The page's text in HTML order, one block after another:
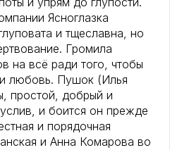
Ясноглазка
и тщеславна, но
Громила
на всё ради того, чтобы
любовь. Пушок (Илья
простой, добрый и
и боится он прежде
и порядочная
и Анна Комарова во